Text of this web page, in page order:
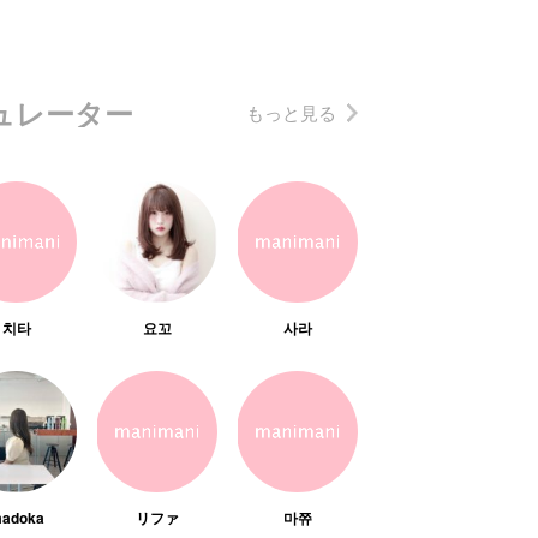
レーター もっと見る
치타 요꼬 사라
リファ 마쮸